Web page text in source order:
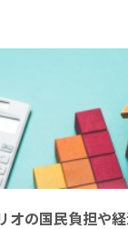
オの国民負担や